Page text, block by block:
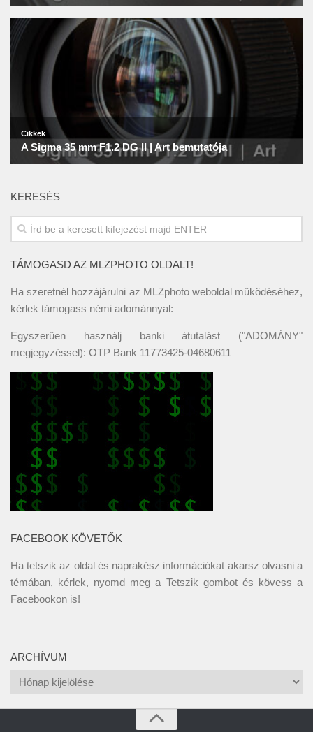
KERESÉS
TÁMOGASD AZ MLZPHOTO OLDALT!
Ha szeretnél hozzájárulni az MLZphoto weboldal működéséhez,
kérlek támogass némi adománnyal:
Egyszerűen használj banki átutalást ("ADOMÁNY"
megjegyzéssel): OTP Bank 11773425-04680611
FACEBOOK KÖVETŐK
Ha tetszik az oldal és naprakész információkat akarsz olvasni a
témában, kérlek, nyomd meg a Tetszik gombot és kövess a
Facebookon is!
ARCHÍVUM
Archívum